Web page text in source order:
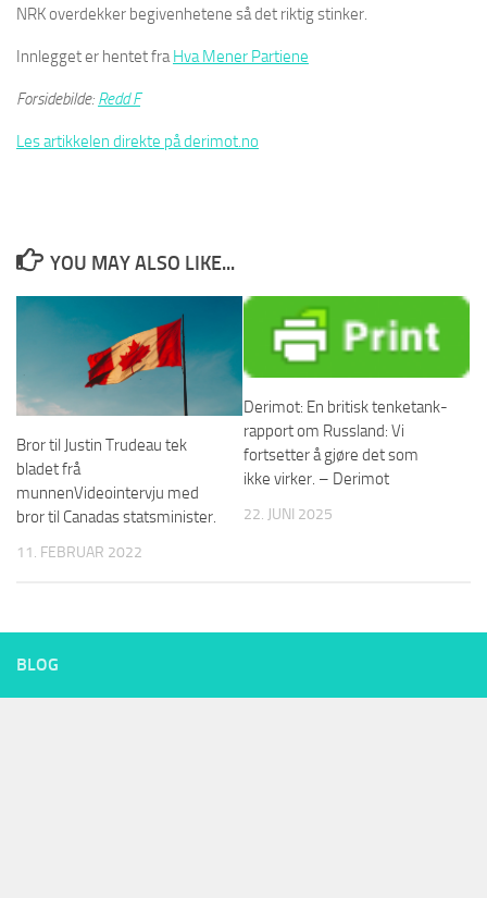
NRK overdekker begivenhetene så det riktig stinker.
Innlegget er hentet fra Hva Mener Partiene
Forsidebilde: Redd F
Les artikkelen direkte på derimot.no
YOU MAY ALSO LIKE...
Bror til Justin Trudeau tek
bladet frå
munnenVideointervju med
bror til Canadas statsminister.
11. FEBRUAR 2022
Derimot: En britisk tenketank-
rapport om Russland: Vi
fortsetter å gjøre det som
ikke virker. – Derimot
22. JUNI 2025
BLOG